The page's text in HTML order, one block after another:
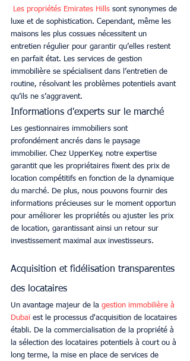
Les propriétés Emirates Hills sont synonymes de
luxe et de sophistication. Cependant, même les
maisons les plus cossues nécessitent un
entretien régulier pour garantir qu’elles restent
en parfait état. Les services de gestion
immobilière se spécialisent dans l’entretien de
routine, résolvant les problèmes potentiels avant
qu’ils ne s’aggravent.
Informations d'experts sur le marché
Les gestionnaires immobiliers sont
profondément ancrés dans le paysage
immobilier. Chez UpperKey, notre expertise
garantit que les propriétaires fixent des prix de
location compétitifs en fonction de la dynamique
du marché. De plus, nous pouvons fournir des
informations précieuses sur le moment opportun
pour améliorer les propriétés ou ajuster les prix
de location, garantissant ainsi un retour sur
investissement maximal aux investisseurs.
Acquisition et fidélisation transparentes
des locataires
Un avantage majeur de la gestion immobilière à
Dubaï est le processus d'acquisition de locataires
établi. De la commercialisation de la propriété à
la sélection des locataires potentiels à court ou à
long terme, la mise en place de services de